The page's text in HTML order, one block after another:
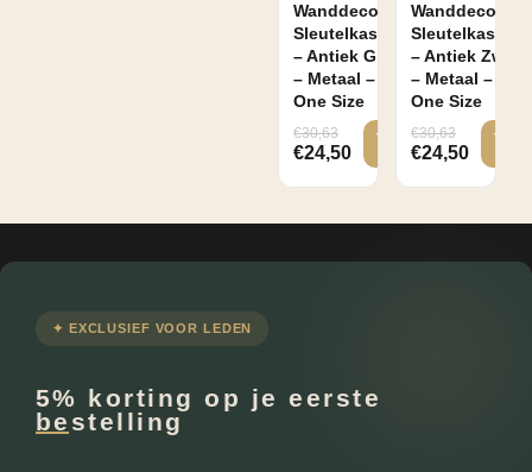
Wanddecoratie
Sleutelkastje
– Antiek Grijs
– Metaal –
One Size
€30,63
€24,50
Wanddecoratie
Sleutelkastje
– Antiek Zwart
– Metaal –
One Size
€30,63
€24,50
✦ EXCLUSIEF VOOR LEDEN
5% korting op je eerste
bestelling